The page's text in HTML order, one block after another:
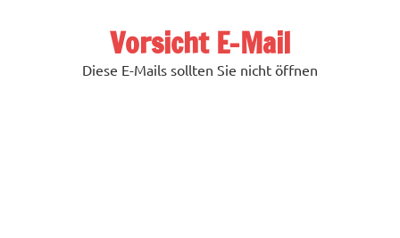
Vorsicht E-Mail
Diese E-Mails sollten Sie nicht öffnen